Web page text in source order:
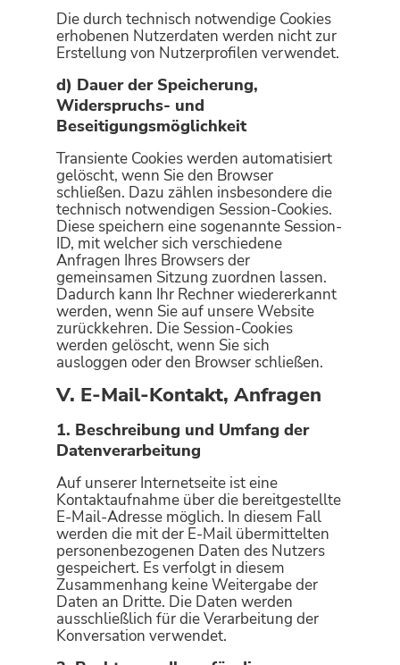
Die durch technisch notwendige Cookies
erhobenen Nutzerdaten werden nicht zur
Erstellung von Nutzerprofilen verwendet.
d) Dauer der Speicherung,
Widerspruchs- und
Beseitigungsmöglichkeit
Transiente Cookies werden automatisiert
gelöscht, wenn Sie den Browser
schließen. Dazu zählen insbesondere die
technisch notwendigen Session-Cookies.
Diese speichern eine sogenannte Session-
ID, mit welcher sich verschiedene
Anfragen Ihres Browsers der
gemeinsamen Sitzung zuordnen lassen.
Dadurch kann Ihr Rechner wiedererkannt
werden, wenn Sie auf unsere Website
zurückkehren. Die Session-Cookies
werden gelöscht, wenn Sie sich
ausloggen oder den Browser schließen.
V. E-Mail-Kontakt, Anfragen
1. Beschreibung und Umfang der
Datenverarbeitung
Auf unserer Internetseite ist eine
Kontaktaufnahme über die bereitgestellte
E-Mail-Adresse möglich. In diesem Fall
werden die mit der E-Mail übermittelten
personenbezogenen Daten des Nutzers
gespeichert. Es verfolgt in diesem
Zusammenhang keine Weitergabe der
Daten an Dritte. Die Daten werden
ausschließlich für die Verarbeitung der
Konversation verwendet.